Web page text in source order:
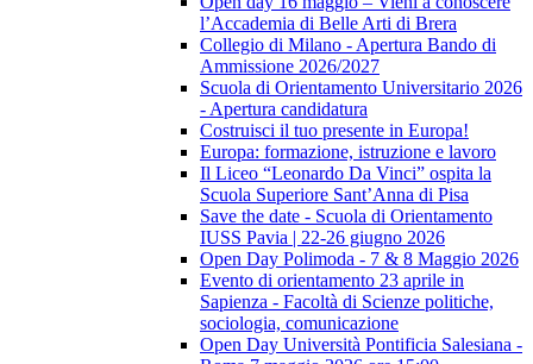
l’Accademia di Belle Arti di Brera
Collegio di Milano - Apertura Bando di
Ammissione 2026/2027
Scuola di Orientamento Universitario 2026
- Apertura candidatura
Costruisci il tuo presente in Europa!
Europa: formazione, istruzione e lavoro
Il Liceo “Leonardo Da Vinci” ospita la
Scuola Superiore Sant’Anna di Pisa
Save the date - Scuola di Orientamento
IUSS Pavia | 22-26 giugno 2026
Open Day Polimoda - 7 & 8 Maggio 2026
Evento di orientamento 23 aprile in
Sapienza - Facoltà di Scienze politiche,
sociologia, comunicazione
Open Day Università Pontificia Salesiana -